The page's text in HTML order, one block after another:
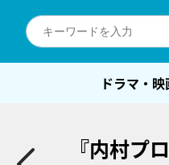
ドラマ・映
『内村プ